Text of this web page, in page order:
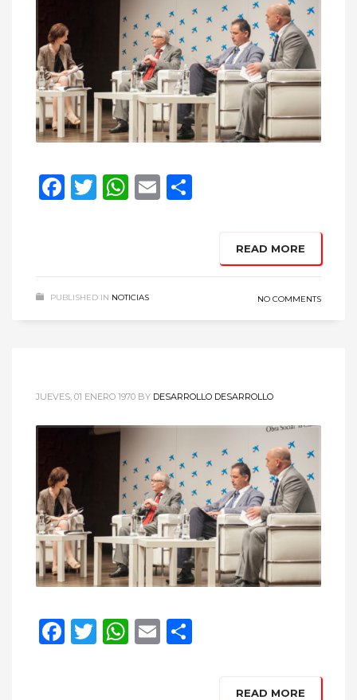
Facebook
Twitter
WhatsApp
Email
READ MORE
PUBLISHED IN NOTICIAS NO COMMENTS
JUEVES, 01 ENERO 1970 BY DESARROLLO DESARROLLO
Facebook
Twitter
WhatsApp
Email
READ MORE